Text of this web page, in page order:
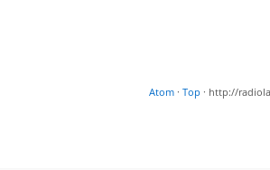
Atom · Top · http://